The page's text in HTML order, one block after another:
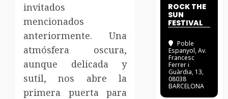
invitados
mencionados
anteriormente. Una
atmósfera oscura,
aunque delicada y
sutil, nos abre la
primera puerta para
ROCK THE
SUN
FESTIVAL
Poble
Espanyol, Av.
Francesc
Ferrer i
Guàrdia, 13,
08038
BARCELONA